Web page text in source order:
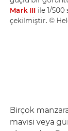
Mark III ile 1/500
çekilmiştir. ©
Birçok
mavisi veya